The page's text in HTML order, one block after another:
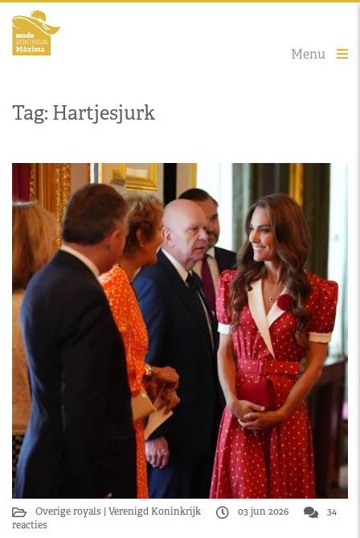
Menu
Tag: Hartjesjurk
Overige royals Verenigd Koninkrijk 03 jun 2026
34
reacties